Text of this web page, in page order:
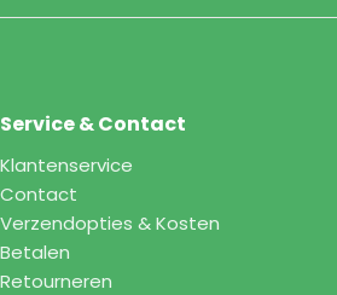
Service & Contact
Klantenservice
Contact
Verzendopties & Kosten
Betalen
Retourneren